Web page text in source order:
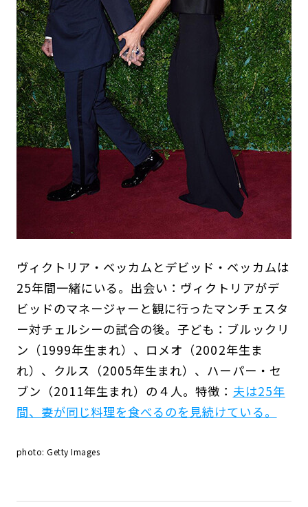
ヴィクトリア・ベッカムとデビッド・ベッカムは
25年間一緒にいる。出会い：ヴィクトリアがデ
ビッドのマネージャーと観に行ったマンチェスタ
ー対チェルシーの試合の後。子ども：ブルックリ
ン（1999年生まれ）、ロメオ（2002年生ま
れ）、クルス（2005年生まれ）、ハーパー・セ
ブン（2011年生まれ）の４人。特徴： 夫は25年
間、妻が同じ料理を食べるのを見続けている。
photo: Getty Images